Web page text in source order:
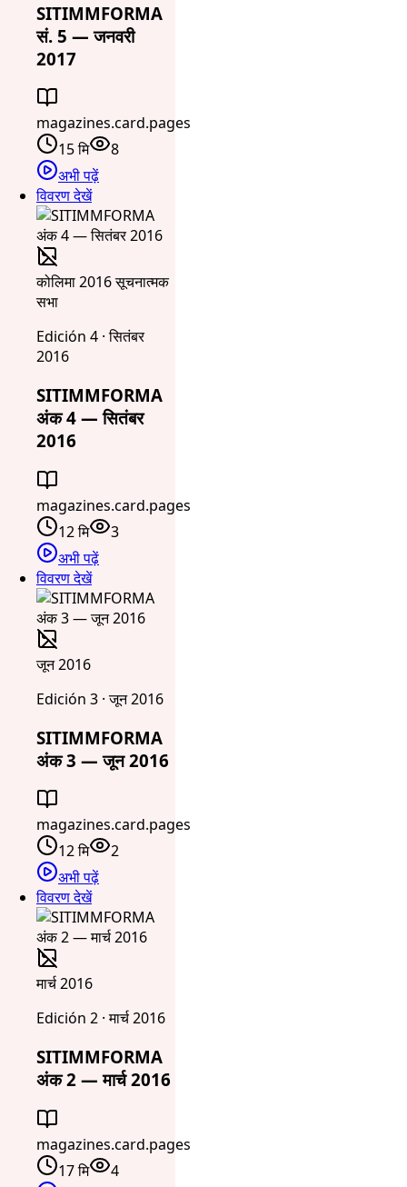
SITIMMFORMA
सं. 5 — जनवरी
2017
magazines.card.pages
15 मि
8
अभी पढ़ें
विवरण देखें
कोलिमा 2016 सूचनात्मक
सभा
Edición 4 · सितंबर
2016
SITIMMFORMA
अंक 4 — सितंबर
2016
magazines.card.pages
12 मि
3
अभी पढ़ें
विवरण देखें
जून 2016
Edición 3 · जून 2016
SITIMMFORMA
अंक 3 — जून 2016
magazines.card.pages
12 मि
2
अभी पढ़ें
विवरण देखें
मार्च 2016
Edición 2 · मार्च 2016
SITIMMFORMA
अंक 2 — मार्च 2016
magazines.card.pages
17 मि
4